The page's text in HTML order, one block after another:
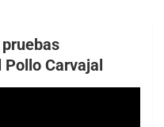
Carvajal